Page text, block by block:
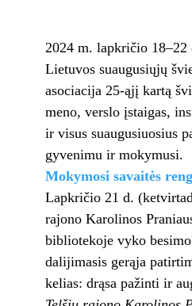
2024 m. lapkričio 18–22
Lietuvos suaugusiųjų
asociacija 25-ąjį kartą
meno, verslo įstaigas,
ir visus suaugusiuosius
gyvenimu ir mokymusi.
Mokymosi savaitės
Lapkričio 21 d.
rajono Karolinos
bibliotekoje vyko
dalijimasis gerąja
kelias: drąsa pažinti ir